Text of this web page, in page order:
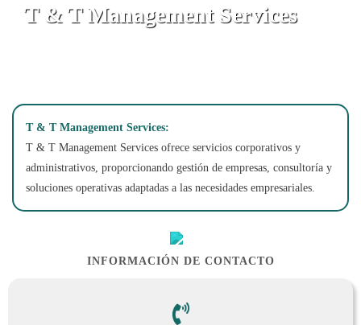
T & T Management Services
T & T Management Services:
T & T Management Services ofrece servicios corporativos y
administrativos, proporcionando gestión de empresas, consultoría y
soluciones operativas adaptadas a las necesidades empresariales.
INFORMACIÓN DE CONTACTO